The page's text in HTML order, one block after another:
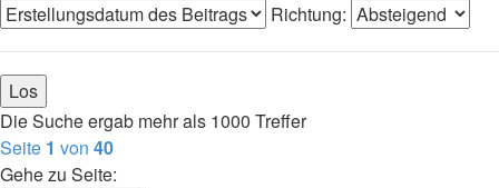
Richtung:
Die Suche ergab mehr als 1000 Treffer
Seite 1 von 40
Gehe zu Seite: